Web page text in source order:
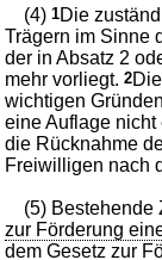
(4)1Die
Trägern im Sinne
der in Absatz 2
mehr vorliegt.2
wichtigen
eine Auflage
die Rücknahme
Freiwilligen nach
(5)
zur Förderung
demGesetz zur